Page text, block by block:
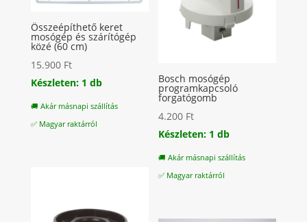
Összeépíthető keret
mosógép és szárítógép
közé (60 cm)
15.900 Ft
Készleten: 1 db
🚚 Akár másnapi szállítás
✅ Magyar raktárról
Bosch mosógép
programkapcsoló
forgatógomb
4.200 Ft
Készleten: 1 db
🚚 Akár másnapi szállítás
✅ Magyar raktárról